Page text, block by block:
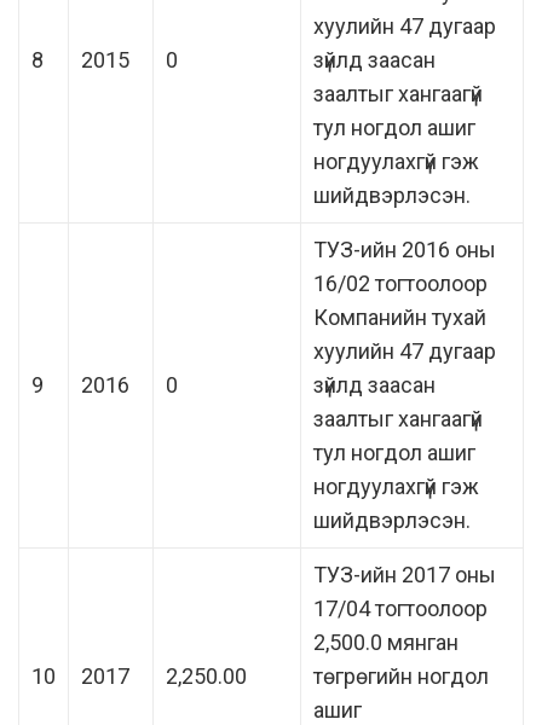
8 2015 0
хуулийн 47 дугаар
зүйлд заасан
заалтыг хангаагүй
тул ногдол ашиг
ногдуулахгүй гэж
шийдвэрлэсэн.
9 2016 0
ТУЗ-ийн 2016 оны
16/02 тогтоолоор
Компанийн тухай
хуулийн 47 дугаар
зүйлд заасан
заалтыг хангаагүй
тул ногдол ашиг
ногдуулахгүй гэж
шийдвэрлэсэн.
10 2017 2,250.00
ТУЗ-ийн 2017 оны
17/04 тогтоолоор
2,500.0 мянган
төгрөгийн ногдол
ашиг